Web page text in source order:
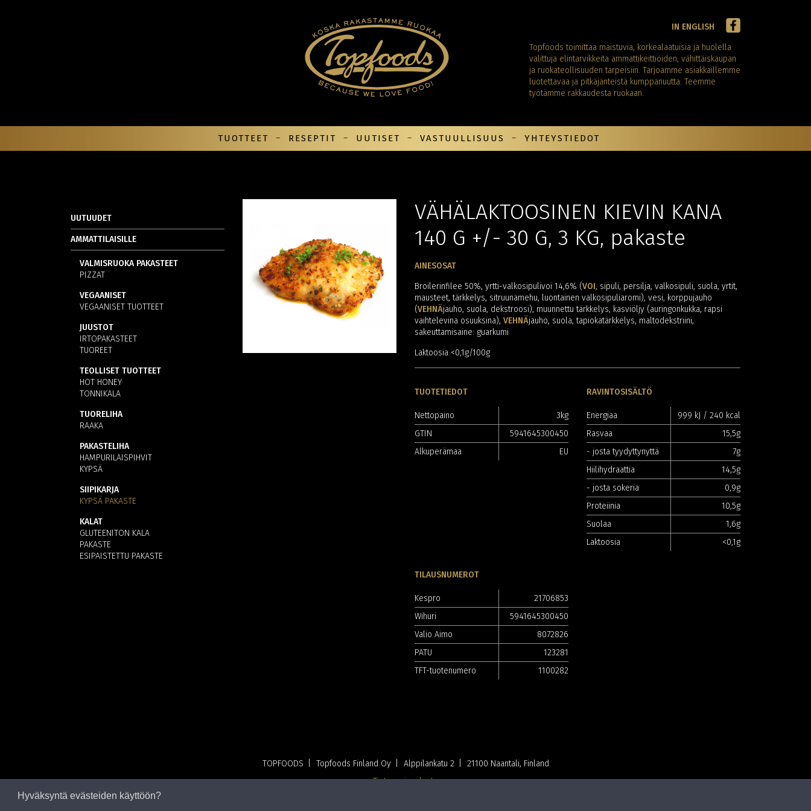
Hyväksyntä evästeiden käyttöön?
IN ENGLISH
Topfoods toimittaa maistuvia, korkealaatuisia ja huolella
valittuja elintarvikkeita ammattikeittiöiden, vähittäiskaupan
ja ruokateollisuuden tarpeisiin. Tarjoamme asiakkaillemme
luotettavaa ja pitkäjänteistä kumppanuutta. Teemme
työtämme rakkaudesta ruokaan.
TUOTTEET RESEPTIT UUTISET VASTUULLISUUS YHTEYSTIEDOT
UUTUUDET
AMMATTILAISILLE
VALMISRUOKA PAKASTEET
PIZZAT
VEGAANISET
VEGAANISET TUOTTEET
JUUSTOT
IRTOPAKASTEET
TUOREET
TEOLLISET TUOTTEET
HOT HONEY
TONNIKALA
TUORELIHA
RAAKA
PAKASTELIHA
HAMPURILAISPIHVIT
KYPSÄ
SIIPIKARJA
KYPSÄ PAKASTE
KALAT
GLUTEENITON KALA
PAKASTE
ESIPAISTETTU PAKASTE
VÄHÄLAKTOOSINEN KIEVIN KANA
140 G +/- 30 G, 3 KG, pakaste
AINESOSAT
Broilerinfilee 50%, yrtti-valkosipulivoi 14,6% (VOI, sipuli, persilja, valkosipuli, suola, yrtit,
mausteet, tärkkelys, sitruunamehu, luontainen valkosipuliaromi), vesi, korppujauho
(VEHNÄjauho, suola, dekstroosi), muunnettu tärkkelys, kasviöljy (auringonkukka, rapsi
vaihtelevina osuuksina), VEHNÄjauho, suola, tapiokatärkkelys, maltodekstriini,
sakeuttamisaine: guarkumi
Laktoosia <0,1g/100g
TUOTETIEDOT
Nettopaino
3kg
GTIN
5941645300450
Alkuperämaa
EU
RAVINTOSISÄLTÖ
Energiaa
999 kJ / 240 kcal
Rasvaa
15,5g
- josta tyydyttynyttä
7g
Hiilihydraattia
14,5g
- josta sokeria
0,9g
Proteiinia
10,5g
Suolaa
1,6g
Laktoosia
<0,1g
TILAUSNUMEROT
Kespro
21706853
Wihuri
5941645300450
Valio Aimo
8072826
PATU
123281
TFT-tuotenumero
1100282
TOPFOODS Topfoods Finland Oy Alppilankatu 2
21100 Naantali, Finland
Tietosuojaseloste